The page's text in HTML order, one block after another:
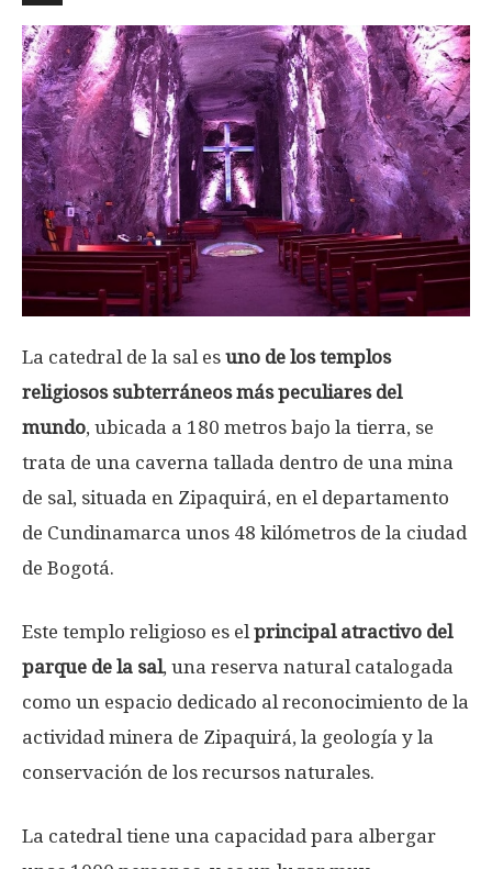
La catedral de la sal es uno de los templos
religiosos subterráneos más peculiares del
mundo, ubicada a 180 metros bajo la tierra, se
trata de una caverna tallada dentro de una mina
de sal, situada en Zipaquirá, en el departamento
de Cundinamarca unos 48 kilómetros de la ciudad
de Bogotá.
Este templo religioso es el principal atractivo del
parque de la sal, una reserva natural catalogada
como un espacio dedicado al reconocimiento de la
actividad minera de Zipaquirá, la geología y la
conservación de los recursos naturales.
La catedral tiene una capacidad para albergar